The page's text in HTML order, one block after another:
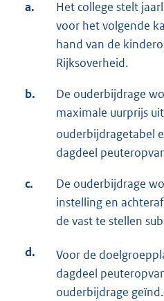
a.
Het college stelt
voor het volgende
hand van de
Rijksoverheid.
b.
De ouderbijdrage
maximale uurprijs
ouderbijdragetabel
dagdeel
c.
De ouderbijdrage
instelling en
de vast te stellen
d. Voor de
dagdeel
ouderbijdrage geïnd.